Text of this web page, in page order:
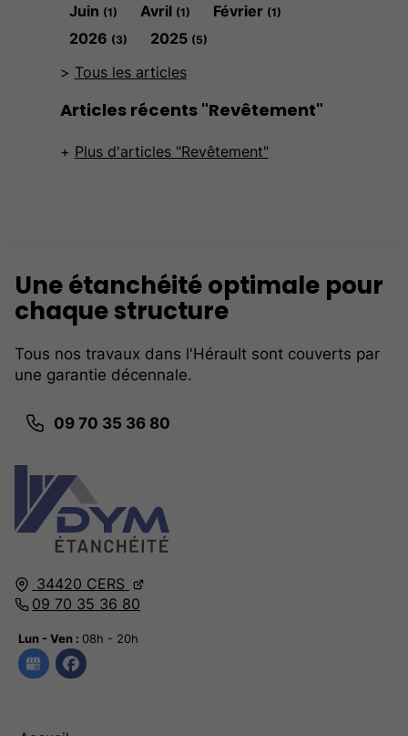
Juin (1) Avril (1) Février (1)
2026 (3) 2025 (5)
Tous les articles
Articles récents "Revêtement"
Plus d'articles "Revêtement"
34420 CERS
09 70 35 36 80
Lun - Ven : 08h - 20h
Une étanchéité optimale pour
chaque structure
Tous nos travaux dans l'Hérault sont couverts par
une garantie décennale.
09 70 35 36 80